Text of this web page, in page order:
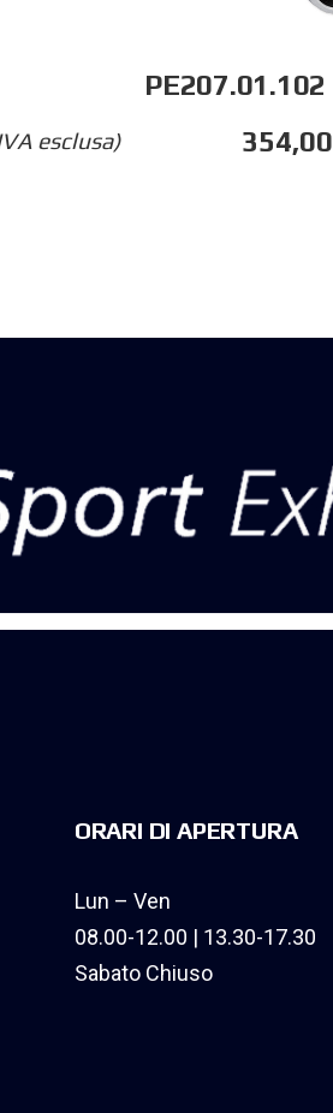
esclusa)
PE207.01.102
354,00
ORARI DI APERTURA
Lun – Ven
08.00-12.00 | 13.30-17.30
Sabato Chiuso